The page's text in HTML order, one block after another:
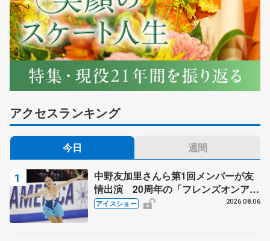
アクセスランキング
今日 週間
中野友加里さんら第1回メンバーが友
情出演 20周年の「フレンズオンアイ
ス」 宮本賢二さん、有川梨絵さん、
アイスショー 2026.08.06